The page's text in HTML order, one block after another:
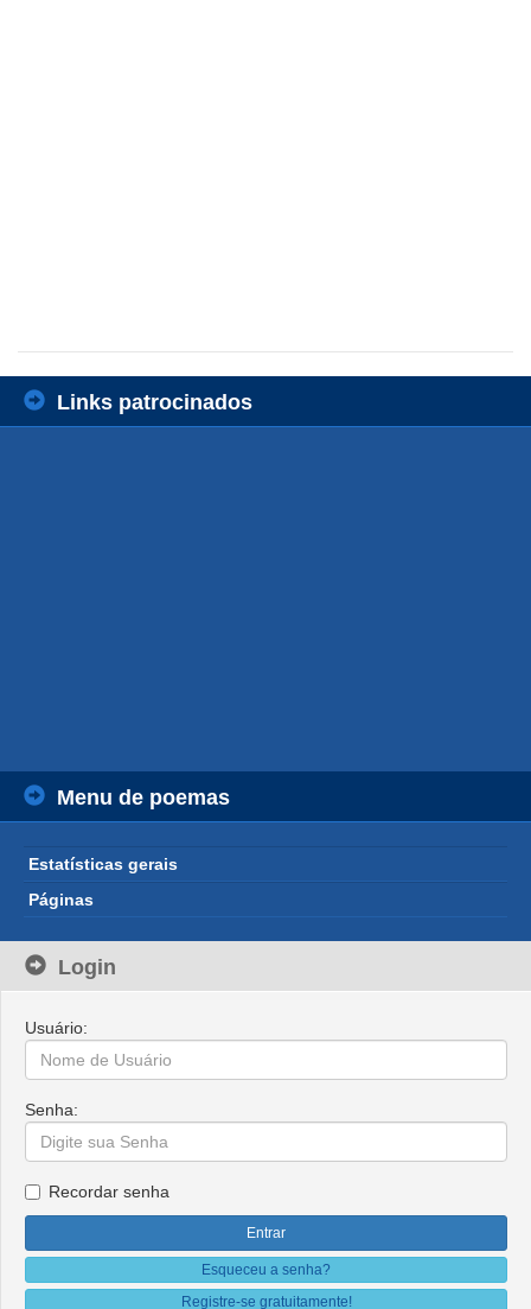
Links patrocinados
Menu de poemas
Estatísticas gerais
Páginas
Login
Usuário:
Senha:
Recordar senha
Esqueceu a senha?
Registre-se gratuitamente!